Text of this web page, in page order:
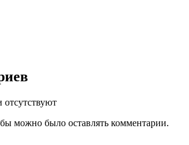
можно было оставлять комментарии.